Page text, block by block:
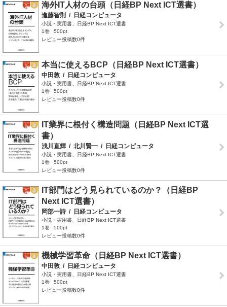
海外IT人材の台頭（日経BP Next ICT選書）
進藤智則 / 日経コンピュータ
小説・実用書、日経BP Next ICT選書
1巻
500pt
レビュー投稿数0件
本当に使えるBCP（日経BP Next ICT選書）
中田敦 / 日経コンピュータ
小説・実用書、日経BP Next ICT選書
1巻
500pt
レビュー投稿数0件
IT業界に根付く構造問題（日経BP Next ICT選
書）
浅川直輝 / 北川賢一 / 日経コンピュータ
小説・実用書、日経BP Next ICT選書
1巻
500pt
レビュー投稿数0件
IT部門はどう見られているのか？（日経BP
Next ICT選書）
岡部一詩 / 日経コンピュータ
小説・実用書、日経BP Next ICT選書
1巻
500pt
レビュー投稿数0件
機械学習革命（日経BP Next ICT選書）
中田敦 / 日経コンピュータ
小説・実用書、日経BP Next ICT選書
1巻
500pt
レビュー投稿数0件